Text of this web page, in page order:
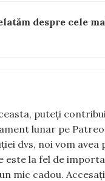
despre cele
puteți
lunar pe
dvs, noi vom
la fel de
mic cadou.